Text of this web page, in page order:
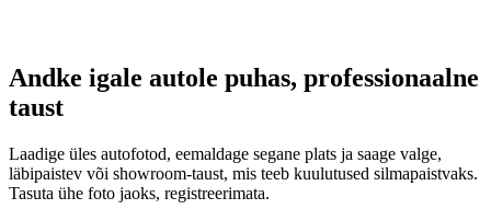
Andke igale autole puhas, professionaalne
taust
Laadige üles autofotod, eemaldage segane plats ja saage valge,
läbipaistev või showroom-taust, mis teeb kuulutused silmapaistvaks.
Tasuta ühe foto jaoks, registreerimata.